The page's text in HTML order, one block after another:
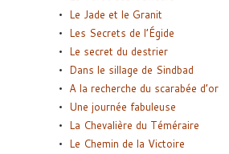
Le Jade et le Granit
Les Secrets de l’Égide
Le secret du destrier
Dans le sillage de Sindbad
A la recherche du scarabée d’or
Une journée fabuleuse
La Chevalière du Téméraire
Le Chemin de la Victoire